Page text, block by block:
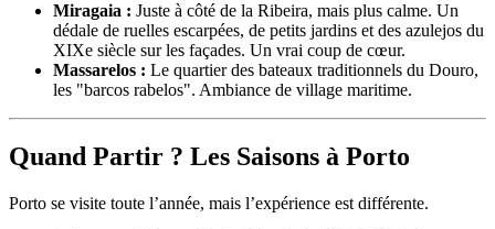
Miragaia : Juste à côté de la Ribeira, mais plus calme. Un
dédale de ruelles escarpées, de petits jardins et des azulejos du
XIXe siècle sur les façades. Un vrai coup de cœur.
Massarelos : Le quartier des bateaux traditionnels du Douro,
les "barcos rabelos". Ambiance de village maritime.
Quand Partir ? Les Saisons à Porto
Porto se visite toute l’année, mais l’expérience est différente.